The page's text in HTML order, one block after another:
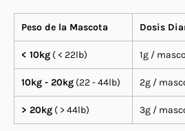
Peso de la Mascota Dosis
< 10kg ( < 22lb) 1g /
10kg - 20kg (22 - 44lb) 2g /
> 20kg ( > 44lb) 3g /